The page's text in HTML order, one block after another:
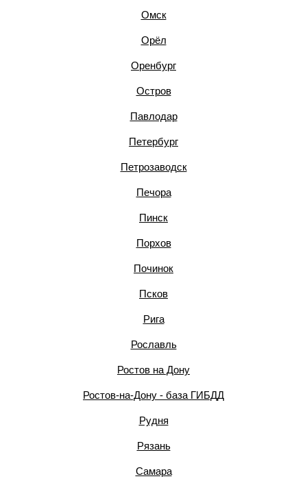
Омск
Орёл
Оренбург
Остров
Павлодар
Петербург
Петрозаводск
Печора
Пинск
Порхов
Починок
Псков
Рига
Рославль
Ростов на Дону
Ростов-на-Дону - база ГИБДД
Рудня
Рязань
Самара